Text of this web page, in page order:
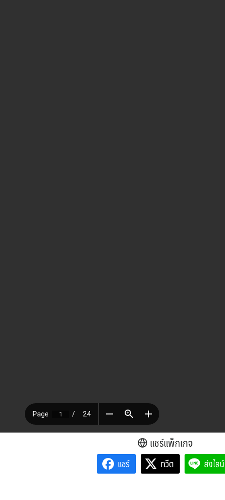
แชร์แพ็กเกจ
แชร์ ทวีต ส่งไลน์